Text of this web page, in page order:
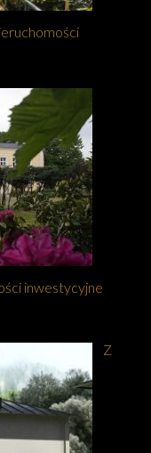
inwestycyjne
Z